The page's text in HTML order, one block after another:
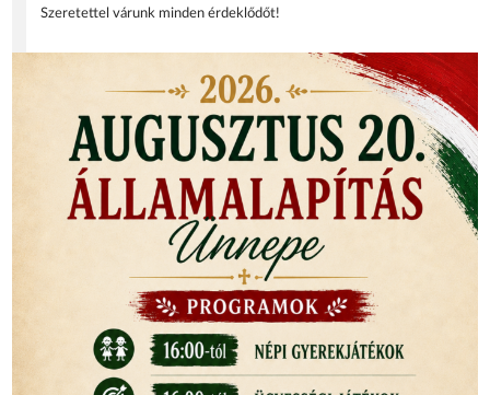
Szeretettel várunk minden érdeklődőt!